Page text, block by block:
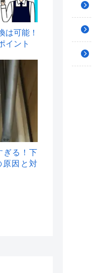
は可能！
イント
ぎる！下
因と対